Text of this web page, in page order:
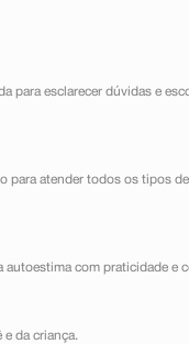
para esclarecer dúvidas e
para atender todos os tipos
autoestima com praticidade e
da criança.